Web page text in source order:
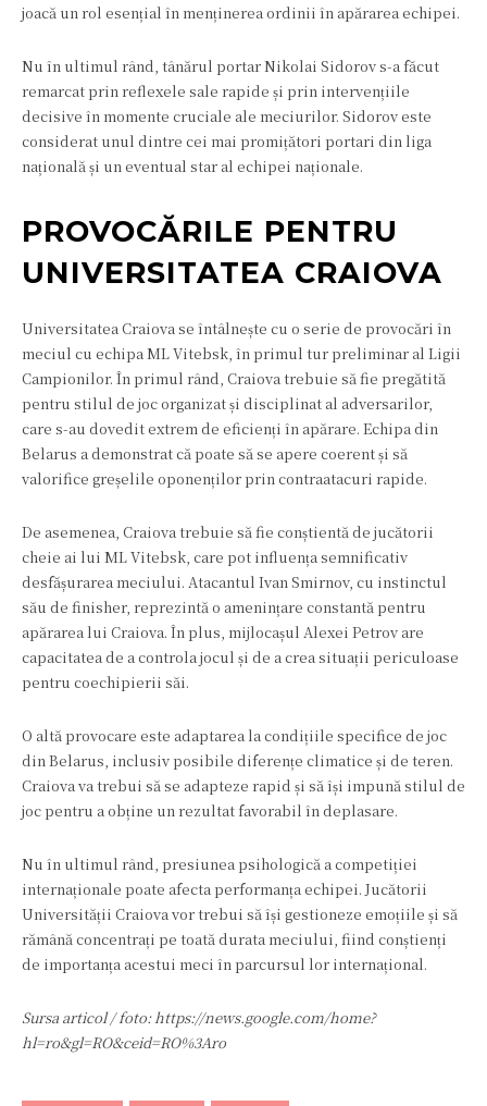
joacă un rol esențial în menținerea ordinii în apărarea echipei.
Nu în ultimul rând, tânărul portar Nikolai Sidorov s-a făcut
remarcat prin reflexele sale rapide și prin intervențiile
decisive în momente cruciale ale meciurilor. Sidorov este
considerat unul dintre cei mai promițători portari din liga
națională și un eventual star al echipei naționale.
PROVOCĂRILE PENTRU
UNIVERSITATEA CRAIOVA
Universitatea Craiova se întâlnește cu o serie de provocări în
meciul cu echipa ML Vitebsk, în primul tur preliminar al Ligii
Campionilor. În primul rând, Craiova trebuie să fie pregătită
pentru stilul de joc organizat și disciplinat al adversarilor,
care s-au dovedit extrem de eficienți în apărare. Echipa din
Belarus a demonstrat că poate să se apere coerent și să
valorifice greșelile oponenților prin contraatacuri rapide.
De asemenea, Craiova trebuie să fie conștientă de jucătorii
cheie ai lui ML Vitebsk, care pot influența semnificativ
desfășurarea meciului. Atacantul Ivan Smirnov, cu instinctul
său de finisher, reprezintă o amenințare constantă pentru
apărarea lui Craiova. În plus, mijlocașul Alexei Petrov are
capacitatea de a controla jocul și de a crea situații periculoase
pentru coechipierii săi.
O altă provocare este adaptarea la condițiile specifice de joc
din Belarus, inclusiv posibile diferențe climatice și de teren.
Craiova va trebui să se adapteze rapid și să își impună stilul de
joc pentru a obține un rezultat favorabil în deplasare.
Nu în ultimul rând, presiunea psihologică a competiției
internaționale poate afecta performanța echipei. Jucătorii
Universității Craiova vor trebui să își gestioneze emoțiile și să
rămână concentrați pe toată durata meciului, fiind conștienți
de importanța acestui meci în parcursul lor internațional.
Sursa articol / foto: https://news.google.com/home?
hl=ro&gl=RO&ceid=RO%3Aro